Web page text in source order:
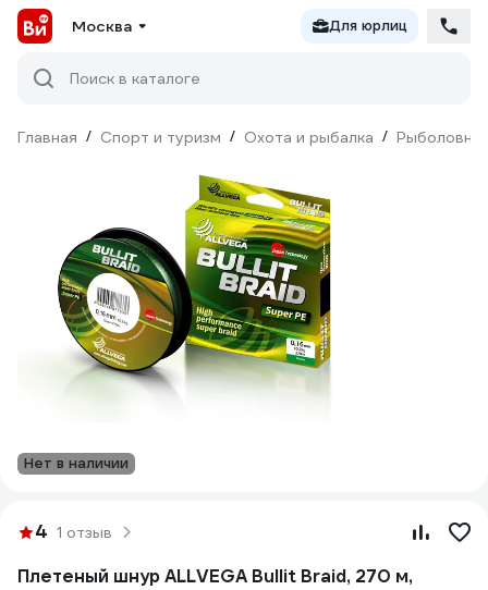
Москва Для юрлиц
Поиск в каталоге
Главная / Спорт и туризм / Охота и рыбалка /
Нет в наличии
4 1 отзыв
Плетеный шнур ALLVEGA Bullit Braid, 270 м,